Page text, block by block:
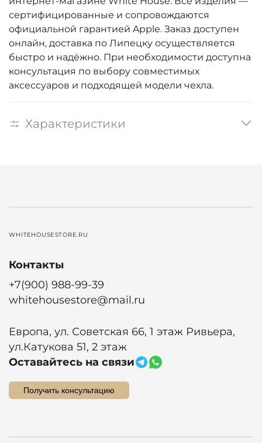
сертифицированные и сопровождаются
официальной гарантией Apple. Заказ доступен
онлайн, доставка по Липецку осуществляется
быстро и надёжно. При необходимости доступна
консультация по выбору совместимых
аксессуаров и подходящей модели чехла.
Характеристики
WHITEHOUSESTORE.RU
Контакты
+7(900) 988-99-39
whitehousestore@mail.ru
Европа, ул. Советская 66, 1 этаж Ривьера,
ул.Катукова 51, 2 этаж
Оставайтесь на связи
Получить консультацию